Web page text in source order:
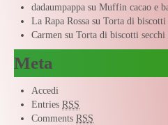
dadaumpappa su Muffin cacao e
La Rapa Rossa su Torta di biscotti
Carmen su Torta di biscotti secchi
Meta
Accedi
Entries RSS
Comments RSS